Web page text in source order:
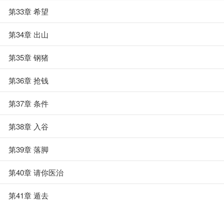
第33章 希望
第34章 出山
第35章 钢猪
第36章 抢钱
第37章 条件
第38章 入谷
第39章 落脚
第40章 请你医治
第41章 遁去